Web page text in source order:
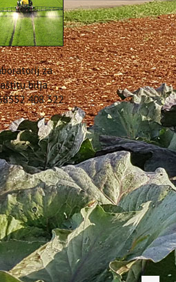
za
bilja
408 322